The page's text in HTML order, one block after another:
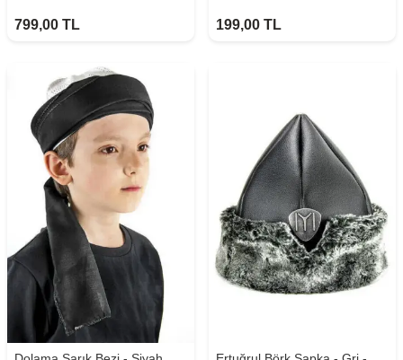
799,00 TL 199,00 TL